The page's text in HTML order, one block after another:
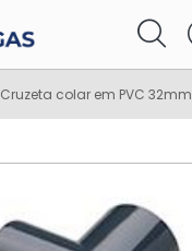
Cruzeta colar em PVC 32mm